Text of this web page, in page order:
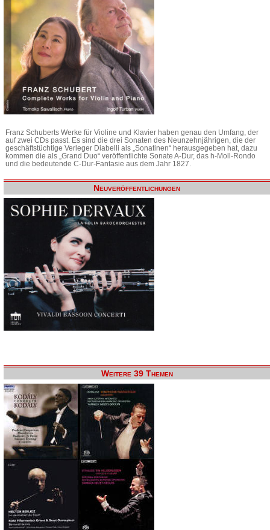
Franz Schuberts Werke für Violine und Klavier haben genau den Umfang, der
auf zwei CDs passt. Es sind die drei Sonaten des Neunzehnjährigen, die der
geschäftstüchtige Verleger Diabelli als „Sonatinen“ herausgegeben hat, dazu
kommen die als „Grand Duo“ veröffentlichte Sonate A-Dur, das h-Moll-Rondo
und die bedeutende C-Dur-Fantasie aus dem Jahr 1827.
Neuveröffentlichungen
Weitere 39 Themen